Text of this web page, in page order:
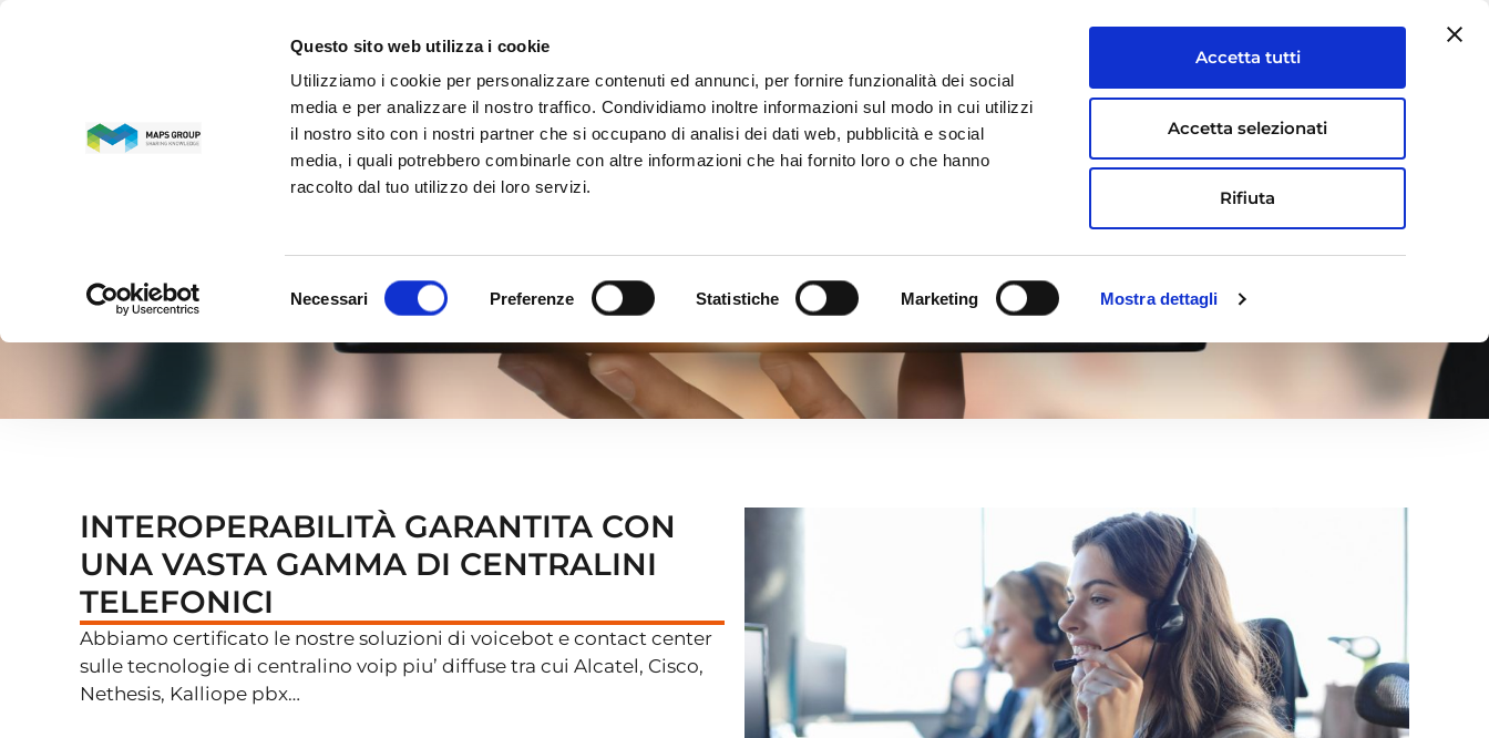
Questo sito web utilizza i cookie
Utilizziamo i cookie per personalizzare contenuti ed annunci, per fornire funzionalità dei social
media e per analizzare il nostro traffico. Condividiamo inoltre informazioni sul modo in cui utilizzi
il nostro sito con i nostri partner che si occupano di analisi dei dati web, pubblicità e social
media, i quali potrebbero combinarle con altre informazioni che hai fornito loro o che hanno
raccolto dal tuo utilizzo dei loro servizi.
del
Necessari Preferenze Statistiche Marketing Mostra dettagli
Accetta tutti
Accetta selezionati
Rifiuta
LA SOLUZIONE "CONTATTA" MAPS GROUP NEWS CONTATTI
PARTNER
INTEROPERABILITÀ GARANTITA CON
UNA VASTA GAMMA DI CENTRALINI
TELEFONICI
Abbiamo certificato le nostre soluzioni di voicebot e contact center
sulle tecnologie di centralino voip piu’ diffuse tra cui Alcatel, Cisco,
Nethesis, Kalliope pbx…